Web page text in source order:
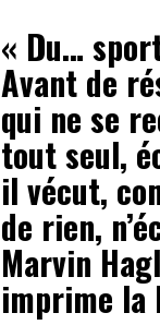
« Du…
Avant de
qui ne se
tout seul,
il vécut,
de rien,
Marvin
imprime la